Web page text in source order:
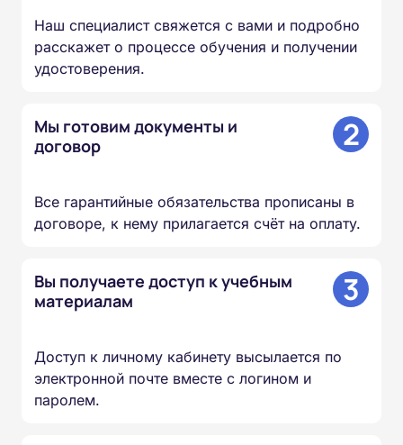
Наш специалист свяжется с вами и подробно
расскажет о процессе обучения и получении
удостоверения.
Мы готовим документы и
договор
2
Все гарантийные обязательства прописаны в
договоре, к нему прилагается счёт на оплату.
Вы получаете доступ к учебным
материалам
3
Доступ к личному кабинету высылается по
электронной почте вместе с логином и
паролем.